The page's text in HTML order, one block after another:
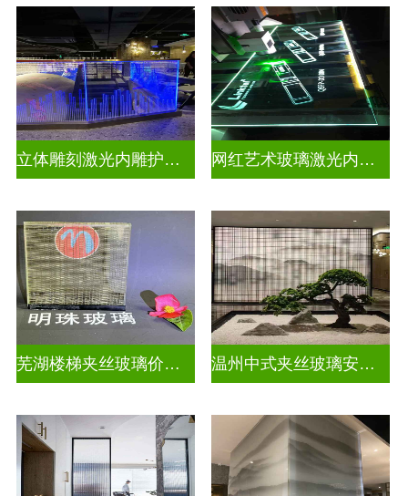
立体雕刻激光内雕护栏玻璃 网红艺术玻璃激光内雕发光艺术玻璃
芜湖楼梯夹丝玻璃价格多少一平 温州中式夹丝玻璃安装电话